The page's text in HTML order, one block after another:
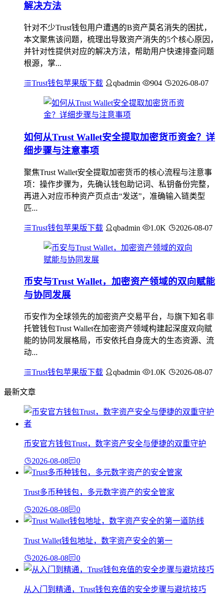
解决方法
针对不少Trust钱包用户遭遇的B资产莫名消失的困扰，
本文聚焦该问题，梳理出导致资产消失的5个核心原因，
并针对性提供对应的解决方法，帮助用户快速排查问题
根源，掌...
Trust钱包苹果版下载 qbadmin 904 2026-08-07
如何从Trust Wallet安全提取加密货币资金？详
细步骤与注意事项
聚焦Trust Wallet安全提取加密货币的核心流程与注意事
项：操作步骤为，先确认钱包助记词、私钥备份完整，
再进入对应币种资产页点击“发送”，准确输入链类型
匹...
Trust钱包苹果版下载 qbadmin 1.0K 2026-08-07
币安与Trust Wallet，加密资产领域的双向赋能
与协同发展
币安作为全球领先的加密资产交易平台，与旗下知名非
托管钱包Trust Wallet在加密资产领域构建起深度双向赋
能的协同发展格局，币安依托自身庞大的生态资源、流
动...
Trust钱包苹果版下载 qbadmin 1.0K 2026-08-07
最新文章
币安官方钱包Trust，数字资产安全与便捷的双重守护
2026-08-08 0
Trust多币种钱包，多元数字资产的安全管家
2026-08-08 0
Trust Wallet钱包地址，数字资产安全的第一
2026-08-08 0
从入门到精通，Trust钱包充值的安全步骤与避坑技巧